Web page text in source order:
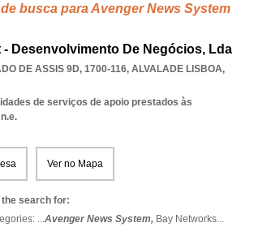
busca para Avenger News System
- Desenvolvimento De Negócios, Lda
DE ASSIS 9D, 1700-116, ALVALADE LISBOA,
de serviços de apoio prestados às
Ver no Mapa
the search for:
...Avenger News System, Bay Networks...